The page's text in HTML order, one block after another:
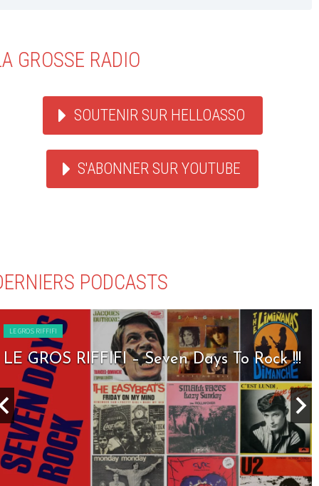
GROSSE RADIO
SOUTENIR SUR HELLOASSO
S'ABONNER SUR YOUTUBE
PODCASTS
LE GROS RIFFIFI
LE GROS RIFFIFI – Seven Days To Rock !!!